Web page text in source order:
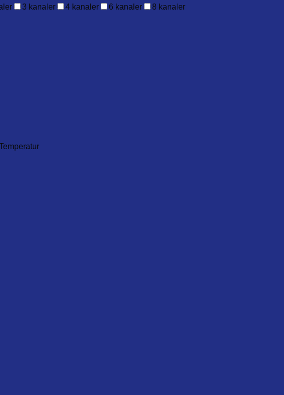
3 kanaler 4 kanaler 6 kanaler
8 kanaler